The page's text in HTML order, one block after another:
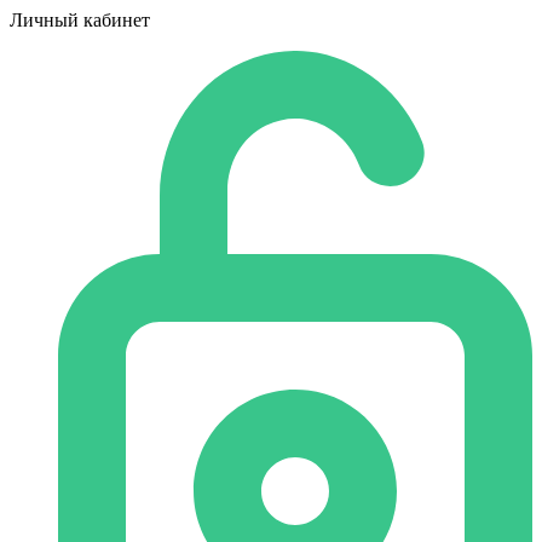
Личный кабинет